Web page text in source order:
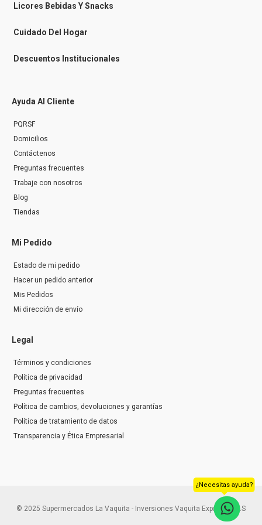
n
g
r
Licores Bebidas Y Snacks
Cuidado Del Hogar
Descuentos Institucionales
Ayuda Al Cliente
PQRSF
Domicilios
Contáctenos
Preguntas frecuentes
Trabaje con nosotros
Blog
Tiendas
Mi Pedido
Estado de mi pedido
Hacer un pedido anterior
Mis Pedidos
Mi dirección de envío
Legal
Términos y condiciones
Política de privacidad
Preguntas frecuentes
Política de cambios, devoluciones y garantías
Política de tratamiento de datos
Transparencia y Ética Empresarial
© 2025 Supermercados La Vaquita - Inversiones Vaquita Express S.A.S
¿Necesitas ayuda?